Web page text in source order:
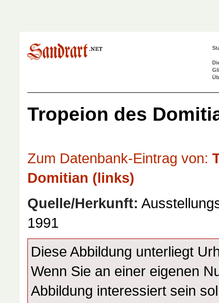
Tropeion des
Zum Datenbank-Eintrag von:
Domitian (links)
Quelle/Herkunft:
1991
Diese Abbildung unterliegt
Wenn Sie an einer eigenen
Abbildung interessiert sein